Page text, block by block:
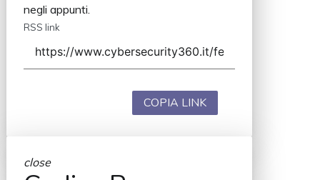
negli appunti.
RSS link
COPIA LINK
close